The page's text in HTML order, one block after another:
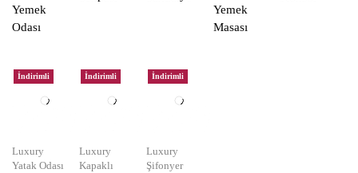
Yemek
Odası
Yemek
Masası
İndirimli
Luxury
Yatak Odası
İndirimli
Luxury
Kapaklı
İndirimli
Luxury
Şifonyer